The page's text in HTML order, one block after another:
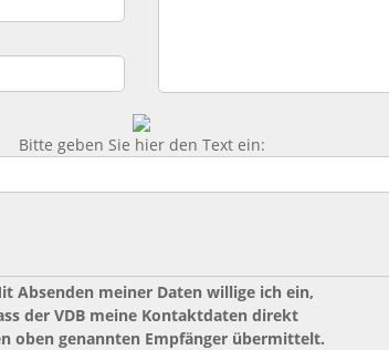
Bitte geben Sie hier den Text ein:
Absenden meiner Daten willige ich ein,
der VDB meine Kontaktdaten direkt
oben genannten Empfänger übermittelt.